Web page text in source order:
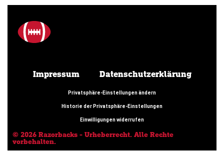
Impressum Datenschutzerklärung
Privatsphäre-Einstellungen ändern
Historie der Privatsphäre-Einstellungen
Einwilligungen widerrufen
© 2026 Razorbacks - Urheberrecht. Alle Rechte
vorbehalten.